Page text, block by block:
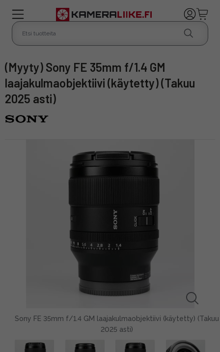
(Myyty) Sony FE 35mm f/1.4 GM
laajakulmaobjektiivi (käytetty) (Takuu
2025 asti)
Sony FE 35mm f/1.4 GM laajakulmaobjektiivi (käytetty) (Takuu
2025 asti)